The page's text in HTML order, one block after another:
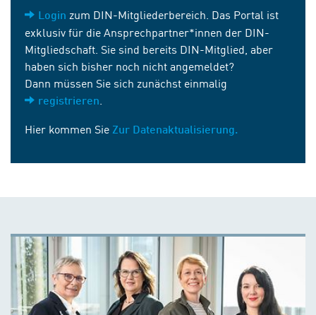
Login zum DIN-Mitgliederbereich. Das Portal ist
exklusiv für die Ansprechpartner*innen der DIN-
Mitgliedschaft. Sie sind bereits DIN-Mitglied, aber
haben sich bisher noch nicht angemeldet?
Dann müssen Sie sich zunächst einmalig
registrieren
Hier kommen Sie Zur Datenaktualisierung.